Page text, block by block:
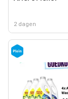
2 dagen